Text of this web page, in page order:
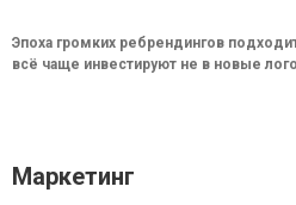
Эпоха громких ребрендингов
всё чаще инвестируют не в новые
Маркетинг